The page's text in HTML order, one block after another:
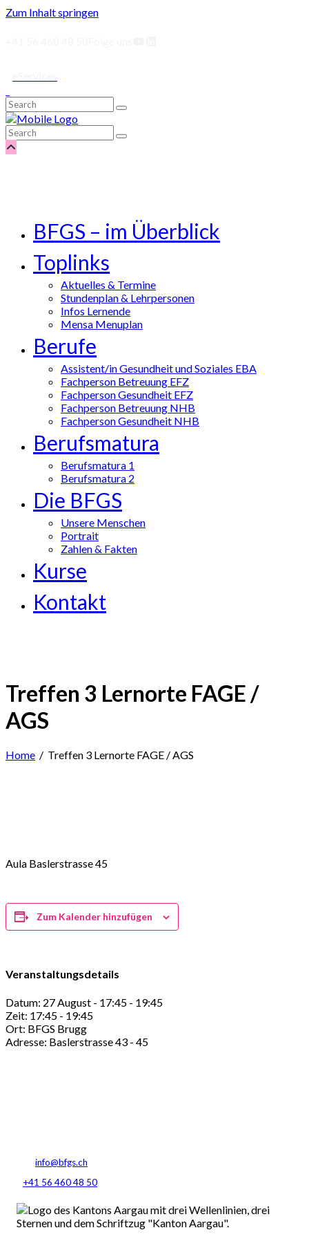
Zum Inhalt springen
BFGS – im Überblick
Toplinks
Aktuelles & Termine
Stundenplan & Lehrpersonen
Infos Lernende
Mensa Menuplan
Berufe
Assistent/in Gesundheit und Soziales EBA
Fachperson Betreuung EFZ
Fachperson Gesundheit EFZ
Fachperson Betreuung NHB
Fachperson Gesundheit NHB
Berufsmatura
Berufsmatura 1
Berufsmatura 2
Die BFGS
Unsere Menschen
Portrait
Zahlen & Fakten
Kurse
Kontakt
Treffen 3 Lernorte FAGE /
AGS
Home / Treffen 3 Lernorte FAGE / AGS
Aula Baslerstrasse 45
Zum Kalender hinzufügen
Veranstaltungsdetails
Datum: 27 August - 17:45 - 19:45
Zeit: 17:45 - 19:45
Ort: BFGS Brugg
Adresse: Baslerstrasse 43 - 45
info@bfgs.ch
+41 56 460 48 50